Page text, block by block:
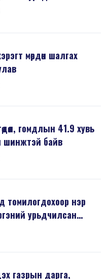
мөрдөн шалгах
гомдлын 41.9 хувь
шинжтэй байв
томилогдохоор нэр
урьдчилсан
газрын дарга,